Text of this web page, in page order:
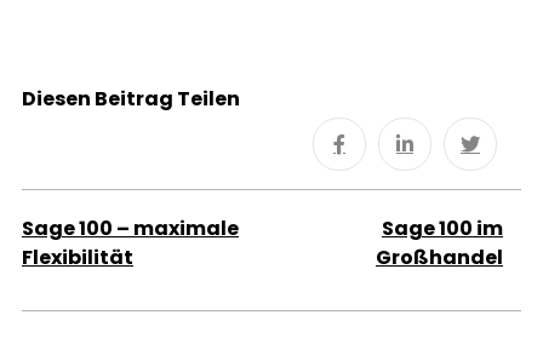
Diesen Beitrag Teilen
Sage 100 – maximale
Flexibilität
Sage 100 im
Großhandel